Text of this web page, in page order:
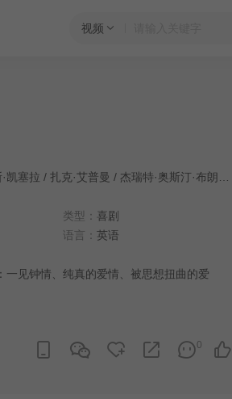
视频
凯塞拉 / 扎克·艾普曼 / 杰瑞特·奥斯汀·布朗
类型： 喜剧
语言： 英语
见钟情、纯真的爱情、被思想扭曲的爱
0